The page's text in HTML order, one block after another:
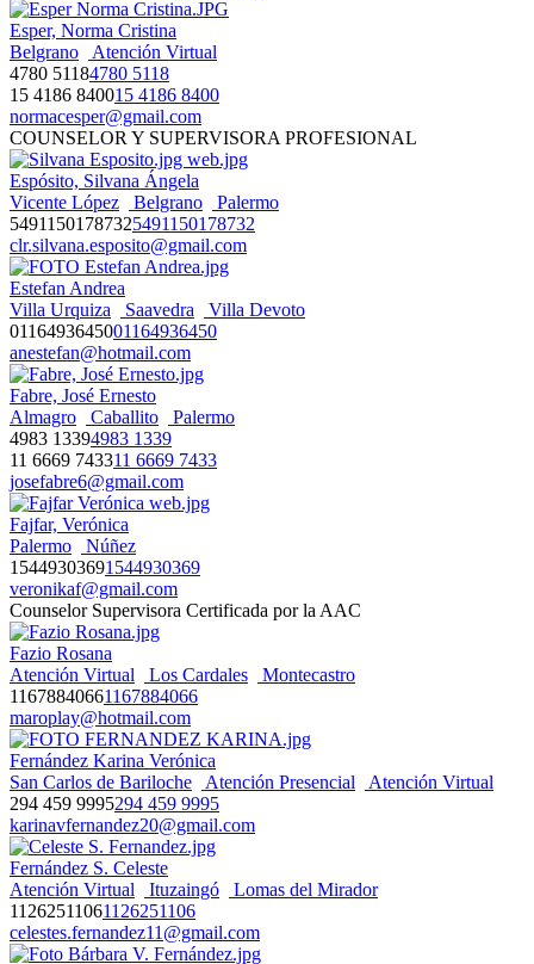
Esper, Norma Cristina
Belgrano
Atención Virtual
4780 51184780 5118
15 4186 840015 4186 8400
normacesper@gmail.com
COUNSELOR Y SUPERVISORA PROFESIONAL
Espósito, Silvana Ángela
Vicente López
Belgrano
Palermo
54911501787325491150178732
clr.silvana.esposito@gmail.com
Estefan Andrea
Villa Urquiza
Saavedra
Villa Devoto
0116493645001164936450
anestefan@hotmail.com
Fabre, José Ernesto
Almagro
Caballito
Palermo
4983 13394983 1339
11 6669 743311 6669 7433
josefabre6@gmail.com
Fajfar, Verónica
Palermo
Núñez
15449303691544930369
veronikaf@gmail.com
Counselor Supervisora Certificada por la AAC
Fazio Rosana
Atención Virtual
Los Cardales
Montecastro
11678840661167884066
maroplay@hotmail.com
Fernández Karina Verónica
San Carlos de Bariloche
Atención Presencial
Atención Virtual
294 459 9995294 459 9995
karinavfernandez20@gmail.com
Fernández S. Celeste
Atención Virtual
Ituzaingó
Lomas del Mirador
11262511061126251106
celestes.fernandez11@gmail.com